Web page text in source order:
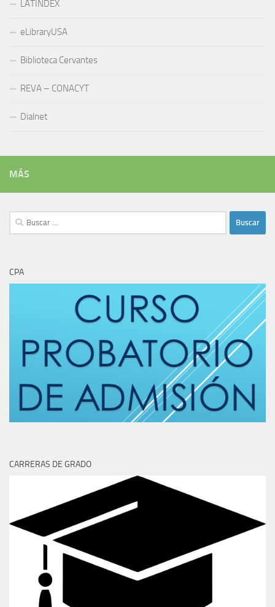
LATINDEX
eLibraryUSA
Biblioteca Cervantes
REVA – CONACYT
Dialnet
MÁS
Buscar:
CPA
CARRERAS DE GRADO